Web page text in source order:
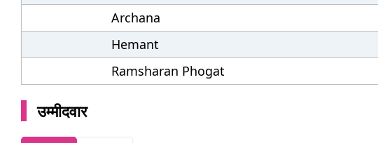
Archana
Hemant
Ramsharan Phogat
उम्मीदवार